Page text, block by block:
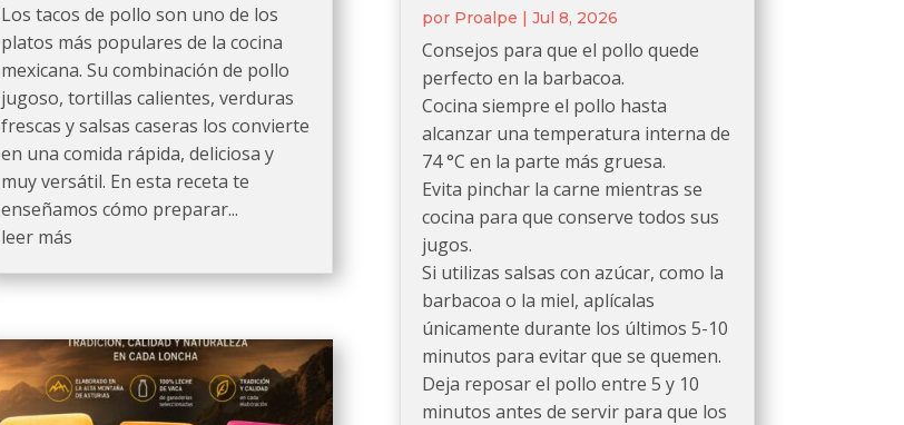
Los tacos de pollo son uno de los
platos más populares de la cocina
mexicana. Su combinación de pollo
jugoso, tortillas calientes, verduras
frescas y salsas caseras los convierte
en una comida rápida, deliciosa y
muy versátil. En esta receta te
enseñamos cómo preparar...
leer más
por Proalpe | Jul 8, 2026
Consejos para que el pollo quede
perfecto en la barbacoa.
Cocina siempre el pollo hasta
alcanzar una temperatura interna de
74 °C en la parte más gruesa.
Evita pinchar la carne mientras se
cocina para que conserve todos sus
jugos.
Si utilizas salsas con azúcar, como la
barbacoa o la miel, aplícalas
únicamente durante los últimos 5-10
minutos para evitar que se quemen.
Deja reposar el pollo entre 5 y 10
minutos antes de servir para que los